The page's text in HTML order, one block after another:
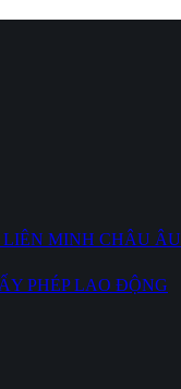
MINH CHÂU ÂU
PHÉP LAO ĐỘNG